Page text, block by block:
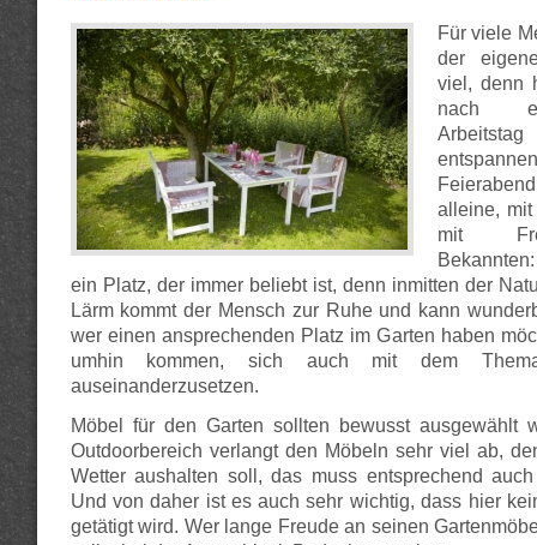
Für viele
der
viel, denn
nach
alleine,
mit
ein Platz, der immer beliebt ist, denn inmitten der
Lärm kommt der Mensch zur Ruhe und kann
wer einen ansprechenden Platz im Garten haben
umhin kommen, sich auch mit dem Thema
auseinanderzusetzen.
Möbel für den Garten sollten bewusst ausgewählt
Outdoorbereich verlangt den Möbeln sehr viel ab,
Wetter aushalten soll, das muss entsprechend
Und von daher ist es auch sehr wichtig, dass hier
getätigt wird. Wer lange Freude an seinen